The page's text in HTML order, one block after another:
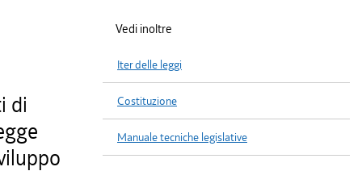
di
Vedi inoltre
Iter delle leggi
Costituzione
Manuale tecniche legislative